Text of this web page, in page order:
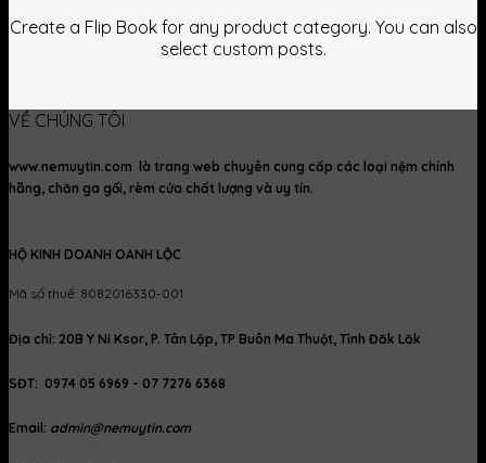
Create a Flip Book for any product category. You can also
select custom posts.
VỀ CHÚNG TÔI
www.nemuytin.com là trang web chuyên cung cấp các loại nệm chính
hãng, chăn ga gối, rèm cửa chất lượng và uy tín.
HỘ KINH DOANH OANH LỘC
Mã số thuế: 8082016330-001
Địa chỉ: 20B Y Ni Ksor, P. Tân Lập, TP Buôn Ma Thuột, Tỉnh Đăk Lăk
SĐT: 0974 05 6969 - 07 7276 6368
Email: admin@nemuytin.com